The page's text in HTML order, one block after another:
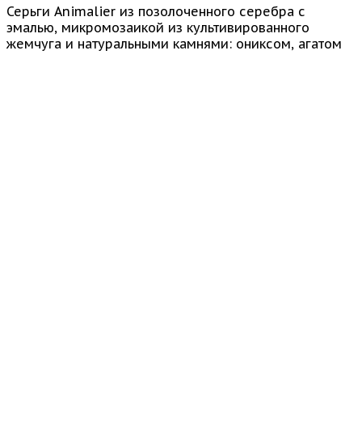
Серьги Animalier из позолоченного серебра с
эмалью, микромозаикой из культивированного
жемчуга и натуральными камнями: ониксом, агатом